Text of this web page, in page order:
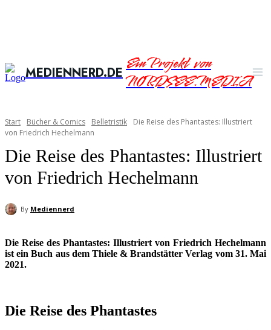
MEDIENNERD.DEEin Projekt von
NORDSEE.MEDIA
Start Bücher & Comics Belletristik
Die Reise des Phantastes: Illustriert
von Friedrich Hechelmann
Die Reise des Phantastes: Illustriert
von Friedrich Hechelmann
By Mediennerd
Die Reise des Phantastes: Illustriert von Friedrich Hechelmann
ist ein Buch aus dem Thiele & Brandstätter Verlag vom 31. Mai
2021.
Die Reise des Phantastes